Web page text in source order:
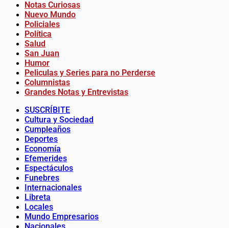
Notas Curiosas
Nuevo Mundo
Policiales
Política
Salud
San Juan
Humor
Peliculas y Series para no Perderse
Columnistas
Grandes Notas y Entrevistas
SUSCRÍBITE
Cultura y Sociedad
Cumpleaños
Deportes
Economía
Efemerides
Espectáculos
Funebres
Internacionales
Libreta
Locales
Mundo Empresarios
Nacionales